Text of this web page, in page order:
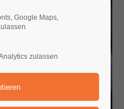
Google Maps,
zulassen